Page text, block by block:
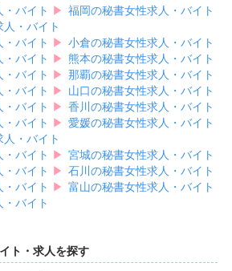
バイト ▶︎ 福岡の秘書女性求人・バイト
・バイト
バイト ▶︎ 小倉の秘書女性求人・バイト
バイト ▶︎ 熊本の秘書女性求人・バイト
バイト ▶︎ 那覇の秘書女性求人・バイト
バイト ▶︎ 山口の秘書女性求人・バイト
バイト ▶︎ 香川の秘書女性求人・バイト
バイト ▶︎ 愛媛の秘書女性求人・バイト
・バイト
バイト ▶︎ 宮城の秘書女性求人・バイト
バイト ▶︎ 石川の秘書女性求人・バイト
バイト ▶︎ 富山の秘書女性求人・バイト
バイト
ト・求人を探す